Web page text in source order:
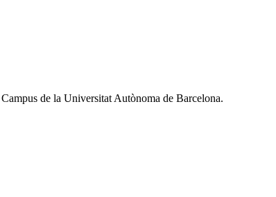
de la Universitat Autònoma de Barcelona.